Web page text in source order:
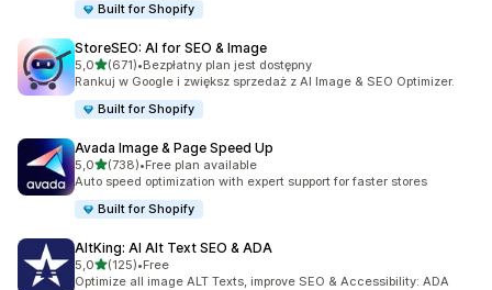
Built for Shopify
StoreSEO: AI for SEO & Image
5,0na 5 gwiazdek
(671)
Łączna liczba recenzji: 671
•Bezpłatny plan jest dostępny
Rankuj w Google i zwiększ sprzedaż z AI Image & SEO Optimizer.
Built for Shopify
Avada Image & Page Speed Up
5,0na 5 gwiazdek
(738)
Łączna liczba recenzji: 738
•Free plan available
Auto speed optimization with expert support for faster stores
Built for Shopify
AltKing: AI Alt Text SEO & ADA
5,0na 5 gwiazdek
(125)
Łączna liczba recenzji: 125
•Free
Optimize all image ALT Texts, improve SEO & Accessibility: ADA